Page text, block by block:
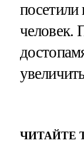
посетили
человек.
ЧИТАЙТЕ